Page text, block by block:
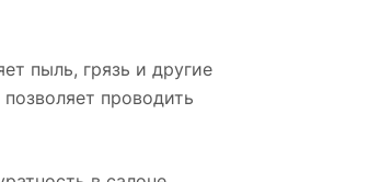
пыль, грязь и другие
проводить